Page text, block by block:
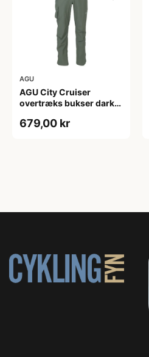
AGU
AGU City Cruiser
overtræks bukser dark
679,00 kr